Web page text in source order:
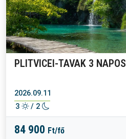
PLITVICEI-TAVAK 3 NAPOS
2026.09.11
3 / 2
84 900 Ft/fő